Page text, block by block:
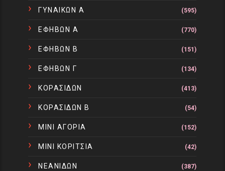
ΓΥΝΑΙΚΩΝ Α (595)
ΕΦΗΒΩΝ Α (770)
ΕΦΗΒΩΝ Β (151)
ΕΦΗΒΩΝ Γ (134)
ΚΟΡΑΣΙΔΩΝ (413)
ΚΟΡΑΣΙΔΩΝ Β (54)
ΜΙΝΙ ΑΓΟΡΙΑ (152)
ΜΙΝΙ ΚΟΡΙΤΣΙΑ (42)
ΝΕΑΝΙΔΩΝ (387)